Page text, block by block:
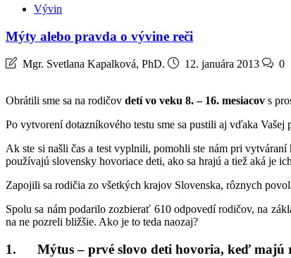
Vývin
Mýty alebo pravda o vývine reči
Mgr. Svetlana Kapalková, PhD. 12. januára 2013 0
Obrátili sme sa na rodičov detí vo veku 8. – 16. mesiacov s
Po vytvorení dotazníkového testu sme sa pustili aj vďaka Vašej
Ak ste si našli čas a test vyplnili, pomohli ste nám pri
používajú slovensky hovoriace deti, ako sa hrajú a tiež aká je
Zapojili sa rodičia zo všetkých krajov Slovenska, rôznych
Spolu sa nám podarilo zozbierať 610 odpovedí rodičov, na
na ne pozreli bližšie. Ako je to teda naozaj?
1. Mýtus – prvé slovo deti hovoria, keď majú